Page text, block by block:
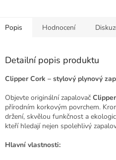
Popis Hodnocení
Detailní popis produktu
Clipper Cork – stylový plynový
Objevte originální zapalovač
přírodním korkovým povrchem.
držení, skvělou funkčnost a
kteří hledají nejen spolehlivý
Hlavní vlastnosti: